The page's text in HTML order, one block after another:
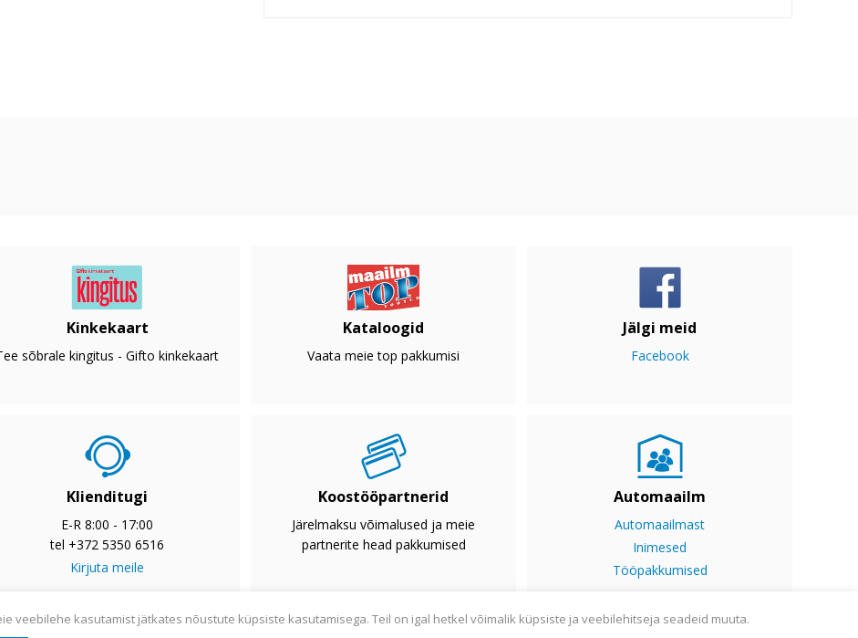
Kinkekaart
sõbrale kingitus - Gifto kinkekaart
Kataloogid
Vaata meie top pakkumisi
Jälgi meid
Facebook
Klienditugi
E-R 8:00 - 17:00
tel +372 5350 6516
Kirjuta meile
Koostööpartnerid
Järelmaksu võimalused ja meie
partnerite head pakkumised
Automaailm
Automaailmast
Inimesed
Tööpakkumised
veebilehe kasutamist jätkates nõustute küpsiste kasutamisega. Teil on igal hetkel võimalik küpsiste ja veebilehitseja seadeid muuta.